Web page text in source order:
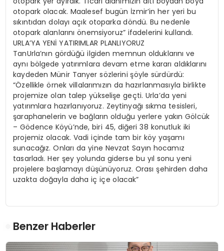
otopark olacak. Maalesef bugün İzmir’in her yeri bu
sıkıntıdan dolayı açık otoparka döndü. Bu nedenle
otopark alanlarını önemsiyoruz” ifadelerini kullandı.
URLA’YA YENİ YATIRIMLAR PLANLIYORUZ
TanUrla’nın gördüğü ilgiden memnun olduklarını ve
aynı bölgede yatırımlara devam etme kararı aldıklarını
kaydeden Münir Tanyer sözlerini şöyle sürdürdü:
“Özellikle örnek villalarımızın da hazırlanmasıyla birlikte
projemize olan talep yükselişe geçti. Urla’da yeni
yatırımlara hazırlanıyoruz. Zeytinyağı sıkma tesisleri,
şaraphanelerin ve bağların olduğu yerlere yakın Gölcük
– Gödence Köyü’nde, biri 45, diğeri 38 konutluk iki
projemiz olacak. Vadi içinde tam bir köy yaşamı
sunacağız. Onları da yine Nevzat Sayın hocamız
tasarladı. Her şey yolunda giderse bu yıl sonu yeni
projelere başlamayı düşünüyoruz. Orası şehirden daha
uzakta doğayla daha iç içe olacak”
Benzer Haberler